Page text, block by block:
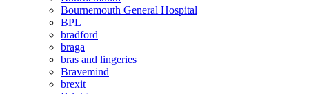
Bournemouth General Hospital
BPL
bradford
braga
bras and lingeries
Bravemind
brexit